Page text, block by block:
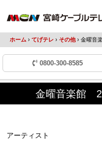
ホーム › てげテレ › その他 ›金曜音
0800-300-8585
金曜音楽館
アーティスト